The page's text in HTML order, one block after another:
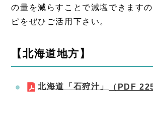
の量を減らすことで減塩できます
ピをぜひご活用下さい。
【北海道地方】
北海道「石狩汁」 （PDF